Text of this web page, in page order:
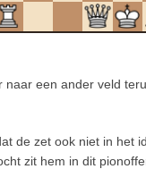
naar een ander veld
de zet ook niet in het
zit hem in dit